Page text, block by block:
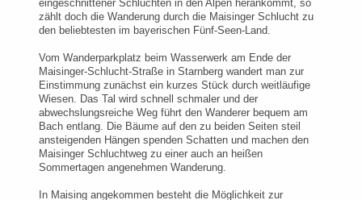
eingeschnittener Schluchten in den Alpen herankommt, so
zählt doch die Wanderung durch die Maisinger Schlucht zu
den beliebtesten im bayerischen Fünf-Seen-Land.
Vom Wanderparkplatz beim Wasserwerk am Ende der
Maisinger-Schlucht-Straße in Starnberg wandert man zur
Einstimmung zunächst ein kurzes Stück durch weitläufige
Wiesen. Das Tal wird schnell schmaler und der
abwechslungsreiche Weg führt den Wanderer bequem am
Bach entlang. Die Bäume auf den zu beiden Seiten steil
ansteigenden Hängen spenden Schatten und machen den
Maisinger Schluchtweg zu einer auch an heißen
Sommertagen angenehmen Wanderung.
In Maising angekommen besteht die Möglichkeit zur